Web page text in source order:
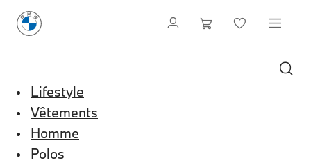
Lifestyle
Vêtements
Homme
Polos